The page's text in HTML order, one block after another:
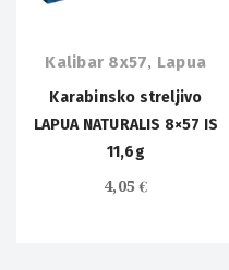
Kalibar 8x57, Lapua
Karabinsko streljivo
LAPUA NATURALIS 8×57 IS
11,6g
4,05€